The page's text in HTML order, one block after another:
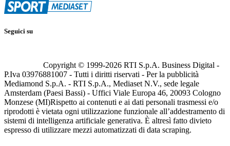
Seguici su
Copyright © 1999-2026 RTI S.p.A. Business Digital -
P.Iva 03976881007 - Tutti i diritti riservati - Per la pubblicità
Mediamond S.p.A. - RTI S.p.A., Mediaset N.V., sede legale
Amsterdam (Paesi Bassi) - Uffici Viale Europa 46, 20093 Cologno
Monzese (MI)Rispetto ai contenuti e ai dati personali trasmessi e/o
riprodotti è vietata ogni utilizzazione funzionale all’addestramento di
sistemi di intelligenza artificiale generativa. È altresì fatto divieto
espresso di utilizzare mezzi automatizzati di data scraping.